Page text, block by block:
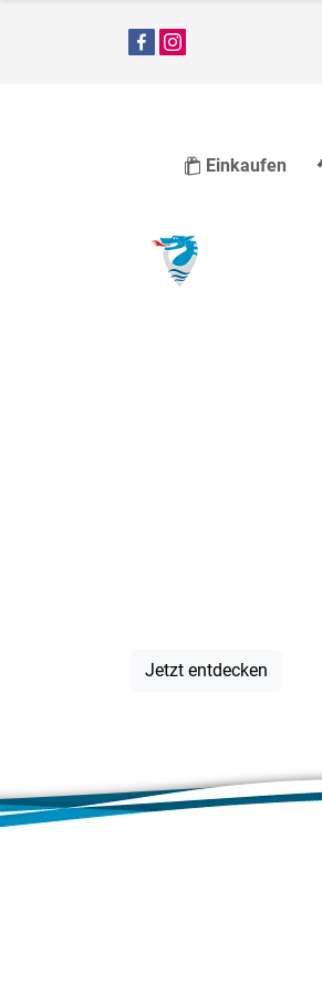
Einkaufen
Jetzt entdecken